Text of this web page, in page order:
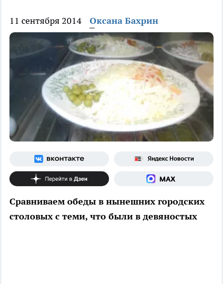
11 сентября 2014 Оксана Бахрин
Сравниваем обеды в нынешних городских
столовых с теми, что были в девяностых